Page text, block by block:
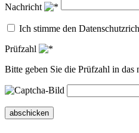
Nachricht
Ich stimme den
Prüfzahl
Bitte geben Sie die Prüfzahl in das
abschicken